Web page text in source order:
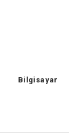
Bilgisayar